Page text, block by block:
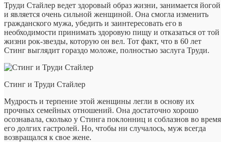
Труди Стайлер ведет здоровый образ жизни, занимается йогой
и является очень сильной женщиной. Она смогла изменить
гражданского мужа, убедить и заинтересовать его в
необходимости принимать здоровую пищу и отказаться от той
жизни рок-звезды, которую он вел. Тот факт, что в 60 лет
Стинг выглядит гораздо моложе, полностью заслуга Труди.
Стинг и Труди Стайлер
Мудрость и терпение этой женщины легли в основу их
прочных семейных отношений. Она достаточно хорошо
осознавала, сколько у Стинга поклонниц и соблазнов во время
его долгих гастролей. Но, чтобы ни случалось, муж всегда
возвращался к свое жене.